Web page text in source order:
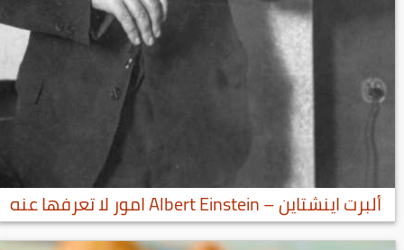
ألبرت اينشتاين – Albert Einstein امور لا تعرفها عنه